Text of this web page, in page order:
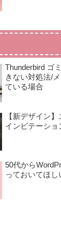
Thunderbird ゴ
きない対処法/
ている場合
【新デザイン
インビテーショ
50代から
っておいてほし